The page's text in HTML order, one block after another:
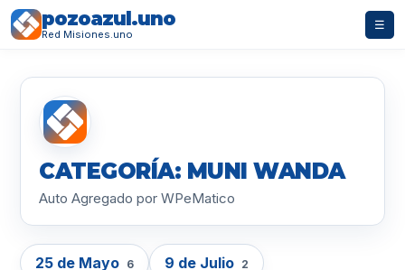
pozoazul.uno
Red Misiones.uno
☰
CATEGORÍA: MUNI WANDA
Auto Agregado por WPeMatico
25 de Mayo 6 9 de Julio 2